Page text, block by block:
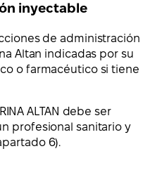
inyectable
de administración
Altan indicadas por su
o farmacéutico si tiene
ALTAN debe ser
profesional sanitario y
6).